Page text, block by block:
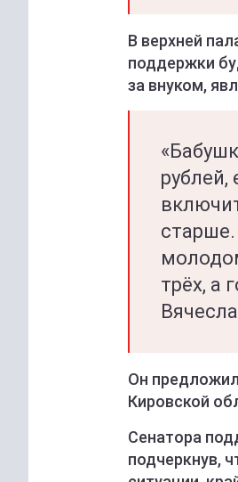
В верхней
поддержки
за внуком,
трёх, а
Он
Кировской
Сенатора
подчеркнув,